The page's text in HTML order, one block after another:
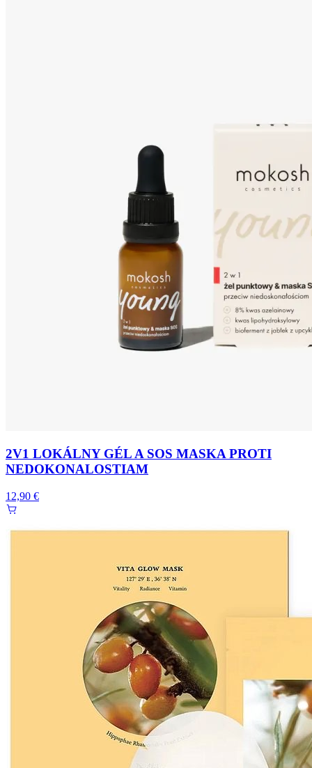
2V1 LOKÁLNY GÉL A SOS MASKA PROTI
NEDOKONALOSTIAM
12,90 €